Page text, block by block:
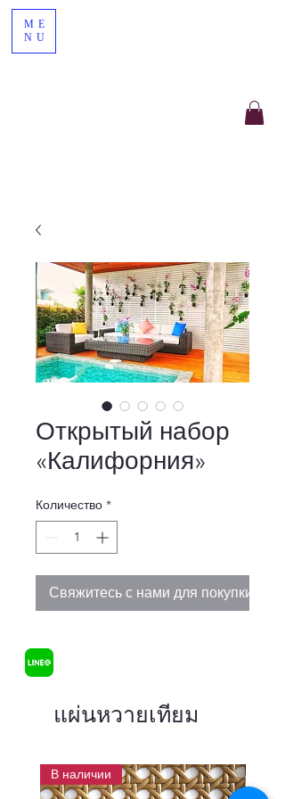
ME
NU
Открытый набор
«Калифорния»
Количество *
Свяжитесь с нами для покупки
แผ่นหวายเทียม
В наличии